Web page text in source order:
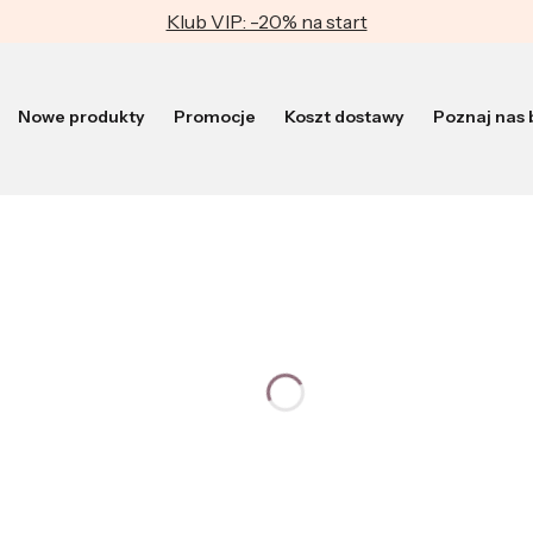
Klub VIP: -20% na start
Nowe produkty Promocje Koszt dostawy Poznaj nas